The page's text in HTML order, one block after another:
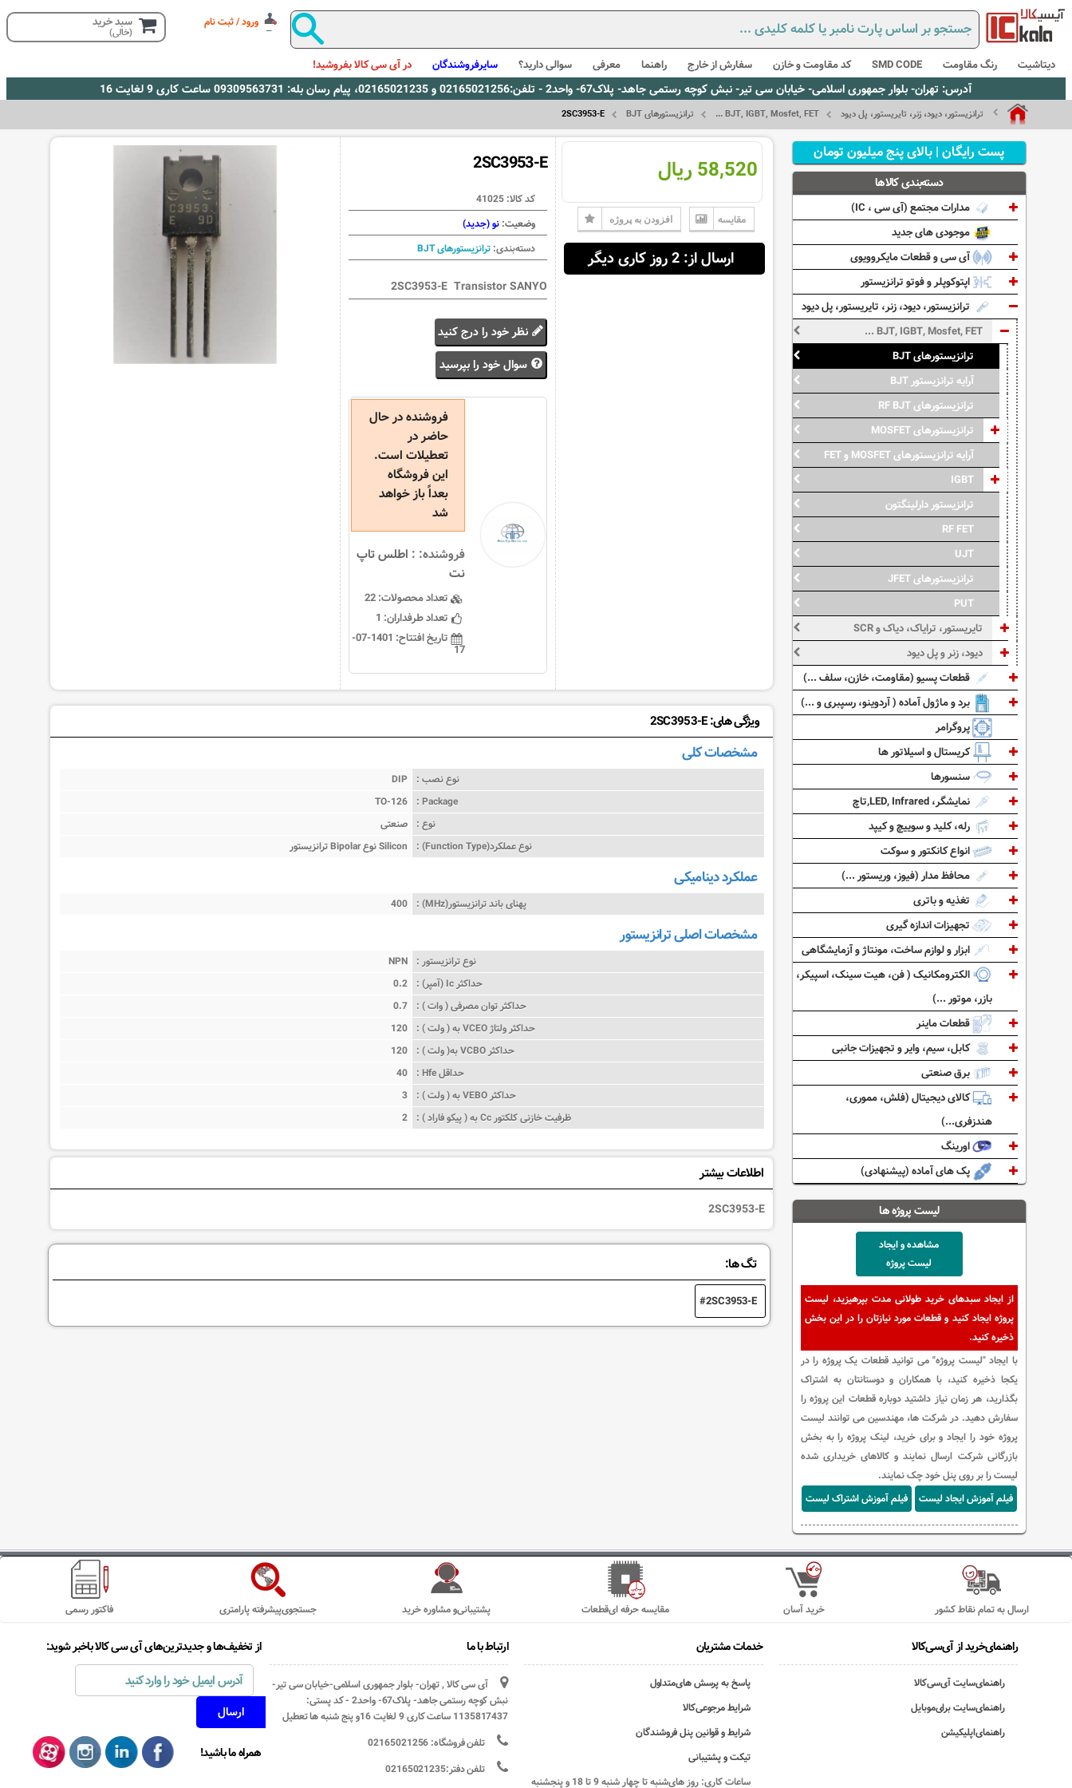
ورود / ثبت نام سبد خرید
(خالی)
دیتاشیت رنگ مقاومت SMD CODE کد مقاومت و خازن سفارش از خارج راهنما معرفی سوالی دارید؟ سایرفروشندگان در آی سی کالا بفروشید!
آدرس: تهران- بلوار جمهوری اسلامی- خیابان سی تیر- نبش کوچه رستمی جاهد- پلاک67- واحد2 - تلفن:02165021256 و 02165021235، پیام رسان بله: 09309563731 ساعت کاری 9 لغایت 16
ترانزیستور، دیود، زنر، تایریستور، پل دیود BJT, IGBT, Mosfet, FET ... ترانزیستورهای BJT 2SC3953-E
2SC3953-E
کد کالا: 41025
وضعیت: نو (جدید)
دسته‌بندی: ترانزیستورهای BJT
2SC3953-E Transistor SANYO
نظر خود را درج کنید
سوال خود را بپرسید
فروشنده در حال
حاضر در
تعطیلات است.
این فروشگاه
بعداً باز خواهد
شد
فروشنده: : اطلس تاپ
نت
تعداد محصولات:22
تعداد طرفداران: 1
تاریخ افتتاح:
1401-07-
17
58,520 ریال
مقایسه افزودن به پروژه
ارسال از: 2 روز کاری دیگر
ویژگی های: 2SC3953-E
مشخصات کلی
نوع نصب :
DIP
Package :
TO-126
نوع :
صنعتی
نوع عملکرد(Function Type) :
ترانزیستور Bipolar نوع Silicon
عملکرد دینامیکی
پهنای باند ترانزیستور(MHz) : 400
مشخصات اصلی ترانزیستور
نوع ترانزیستور :
NPN
حداکثر Ic (آمپر) :
0.2
حداکثر توان مصرفی ( وات ) :
0.7
حداکثر ولتاژ VCEO به ( ولت ) :
120
حداکثر VCBO به( ولت ) :
120
حداقل Hfe :
40
حداکثر VEBO به ( ولت ) :
3
ظرفیت خازنی کلکتور Cc به ( پیکو فاراد ) :
2
اطلاعات بیشتر
2SC3953-E
تگ ها:
2SC3953-E
پست رایگان | بالای پنج میلیون تومان
دسته‌بندی کالاها
مدارات مجتمع (آی سی ، IC)
موجودی های جدید
آی سی و قطعات مایکروویوی
اپتوکوپلر و فوتو ترانزیستور
ترانزیستور، دیود، زنر، تایریستور، پل دیود
BJT, IGBT, Mosfet, FET ...
ترانزیستورهای BJT
آرایه ترانزیستور BJT
ترانزیستورهای RF BJT
ترانزیستورهای MOSFET
آرایه ترانزیستورهای MOSFET و FET
IGBT
ترانزیستور دارلینگتون
RF FET
UJT
ترانزیستورهای JFET
PUT
تایریستور، ترایاک، دیاک و SCR
دیود، زنر و پل دیود
قطعات پسیو (مقاومت، خازن، سلف ...)
برد و ماژول آماده ( آردوینو، رسپبری و ...)
پروگرامر
کریستال و اسیلاتور ها
سنسورها
نمایشگر، LED, Infrared,تاچ
رله، کلید و سوییچ و کیپد
انواع کانکتور و سوکت
محافظ مدار (فیوز، وریستور ...)
تغذیه و باتری
تجهیزات اندازه گیری
ابزار و لوازم ساخت، مونتاژ و آزمایشگاهی
الکترومکانیک ( فن، هیت سینک، اسپیکر،
بازر، موتور ...)
قطعات ماینر
کابل، سیم، وایر و تجهیزات جانبی
برق صنعتی
کالای دیجیتال (فلش، مموری،
هندزفری...)
اورینگ
پک های آماده (پیشنهادی)
لیست پروژه ها
مشاهده و ایجاد
لیست پروژه
از ایجاد سبدهای خرید طولانی مدت بپرهیزید، لیست
پروژه ایجاد کنید و قطعات مورد نیازتان را در این بخش
ذخیره کنید.
با ایجاد "لیست پروژه" می توانید قطعات یک پروژه را در
یکجا ذخیره کنید، با همکاران و دوستانتان به اشتراک
بگذارید، هر زمان نیاز داشتید دوباره قطعات این پروژه را
سفارش دهید. در شرکت ها، مهندسین می توانند لیست
پروژه خود را ایجاد و برای خرید، لینک پروژه را به بخش
بازرگانی شرکت ارسال نمایند و کالاهای خریداری شده
لیست را بر روی پنل خود چک نمایند.
فیلم آموزش ایجاد لیست
فیلم آموزش اشتراک لیست
فاکتور رسمی جستجوی‌پیشرفته پارامتری پشتیبانی‌و مشاوره خرید مقایسه حرفه ای‌قطعات خرید آسان ارسال به تمام نقاط کشور
راهنمای‌خرید از آی‌سی‌کالا
راهنمای‌سایت آی‌سی‌کالا
راهنمای‌سایت برای‌موبایل
راهنمای‌اپلیکیشن
خدمات مشتریان
پاسخ به پرسش های‌متداول
شرایط مرجوعی‌کالا
شرایط و قوانین پنل فروشندگان
تیکت و پشتیبانی
ساعات کاری: روز های‌شنبه تا چهار شنبه 9 تا 18 و پنجشنبه
ارتباط با ما
آی سی کالا , تهران- بلوار جمهوری اسلامی-خیابان سی تیر-
نبش کوچه رستمی جاهد- پلاک67- واحد2 - کد پستی:
1135817437 ساعت کاری 9 لغایت 16و پنج شنبه ها تعطیل
تلفن فروشگاه: 02165021256
تلفن دفتر:02165021235
از تخفیف‌ها و جدیدترین‌های آی سی کالا باخبر شوید:
همراه ما باشید!